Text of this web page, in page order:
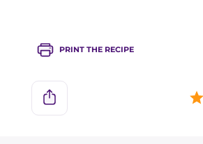
PRINT THE RECIPE